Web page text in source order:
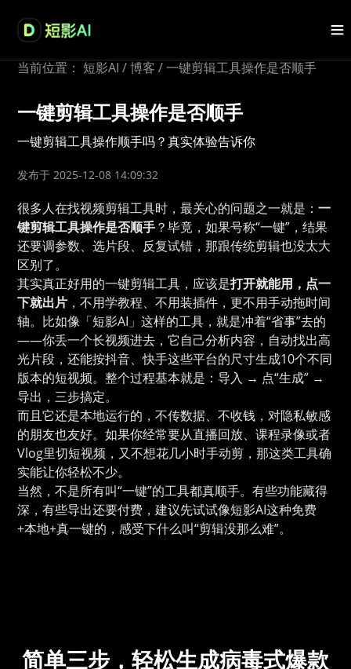
当前位置： 短影AI / 博客 / 一键剪辑工具操作是否顺手
一键剪辑工具操作是否顺手
一键剪辑工具操作顺手吗？真实体验告诉你
发布于 2025-12-08 14:09:32
很多人在找视频剪辑工具时，最关心的问题之一就是：一
键剪辑工具操作是否顺手？毕竟，如果号称“一键”，结果
还要调参数、选片段、反复试错，那跟传统剪辑也没太大
区别了。
其实真正好用的一键剪辑工具，应该是打开就能用，点一
下就出片 ，不用学教程、不用装插件，更不用手动拖时间
轴。比如像「短影AI」这样的工具，就是冲着“省事”去的
——你丢一个长视频进去，它自己分析内容，自动找出高
光片段，还能按抖音、快手这些平台的尺寸生成10个不同
版本的短视频。整个过程基本就是：导入 → 点“生成” →
导出，三步搞定。
而且它还是本地运行的，不传数据、不收钱，对隐私敏感
的朋友也友好。如果你经常要从直播回放、课程录像或者
Vlog里切短视频，又不想花几小时手动剪，那这类工具确
实能让你轻松不少。
当然，不是所有叫“一键”的工具都真顺手。有些功能藏得
深，有些导出还要付费，建议先试试像短影AI这种免费
+本地+真一键的，感受下什么叫“剪辑没那么难”。
简单三步，轻松生成病毒式爆款